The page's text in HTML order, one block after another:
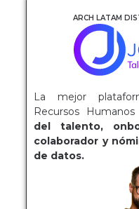
ARCH LATAM
La mejor
Recursos
del talento,
colaborador y
de datos.